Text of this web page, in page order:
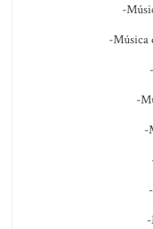
-
-Música
-
-